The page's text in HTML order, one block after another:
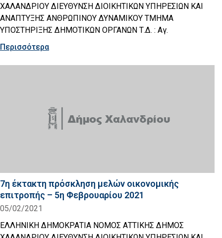
ΧΑΛΑΝΔΡΙΟΥ ΔΙΕΥΘΥΝΣΗ ΔΙΟΙΚΗΤΙΚΩΝ ΥΠΗΡΕΣΙΩΝ ΚΑΙ
ΑΝΑΠΤΥΞΗΣ ΑΝΘΡΩΠΙΝΟΥ ΔΥΝΑΜΙΚΟΥ ΤΜΗΜΑ
ΥΠΟΣΤΗΡΙΞΗΣ ΔΗΜΟΤΙΚΩΝ ΟΡΓΑΝΩΝ Τ.Δ. : Αγ.
Περισσότερα
7η έκτακτη πρόσκληση μελών οικονομικής
επιτροπής – 5η Φεβρουαρίου 2021
05/02/2021
ΕΛΛΗΝΙΚΗ ΔΗΜΟΚΡΑΤΙΑ ΝΟΜΟΣ ΑΤΤΙΚΗΣ ΔΗΜΟΣ